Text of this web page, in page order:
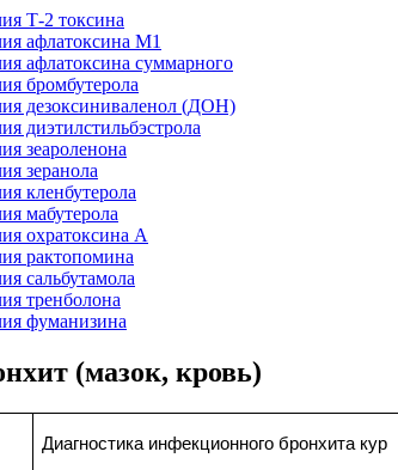
Т-2 токсина
афлатоксина М1
афлатоксина суммарного
бромбутерола
дезоксиниваленол (ДОН)
диэтилстильбэстрола
зеароленона
зеранола
кленбутерола
мабутерола
охратоксина А
рактопомина
сальбутамола
тренболона
фуманизина
(мазок, кровь)
Диагностика инфекционного бронхита кур